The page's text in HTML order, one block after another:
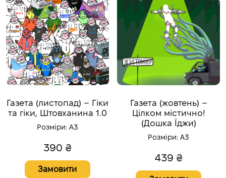
Газета (листопад) – Гіки
та гіки, Штовханина 1.0
Розміри: A3
390₴
Замовити
Газета (жовтень) –
Цілком містично!
(Дошка Їджи)
Розміри:A3
439₴